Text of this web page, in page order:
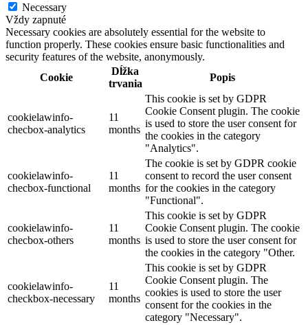
Necessary
Vždy zapnuté
Necessary cookies are absolutely essential for the website to
function properly. These cookies ensure basic functionalities and
security features of the website, anonymously.
Cookie
Dĺžka
trvania
Popis
cookielawinfo-
checbox-analytics
11
months
This cookie is set by GDPR
Cookie Consent plugin. The cookie
is used to store the user consent for
the cookies in the category
"Analytics".
cookielawinfo-
checbox-functional
11
months
The cookie is set by GDPR cookie
consent to record the user consent
for the cookies in the category
"Functional".
cookielawinfo-
checbox-others
11
months
This cookie is set by GDPR
Cookie Consent plugin. The cookie
is used to store the user consent for
the cookies in the category "Other.
cookielawinfo-
checkbox-necessary
11
months
This cookie is set by GDPR
Cookie Consent plugin. The
cookies is used to store the user
consent for the cookies in the
category "Necessary".